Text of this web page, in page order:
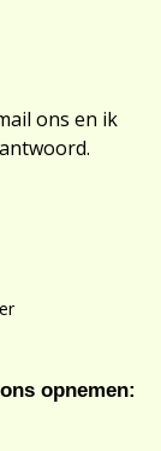
ons en ik
opnemen: